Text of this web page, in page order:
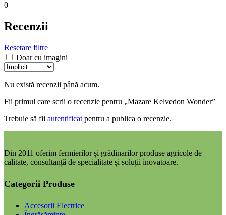
0
Recenzii
Resetare filtre
Doar cu imagini
Nu există recenzii până acum.
Fii primul care scrii o recenzie pentru „Mazare Kelvedon Wonder”
Trebuie să fii autentificat pentru a publica o recenzie.
Din 2011 oferim fermierilor și grădinarilor produse agricole de
calitate, consultanță de specialitate și soluții inovatoare.
Categorii Produse
Accesorii Electrice